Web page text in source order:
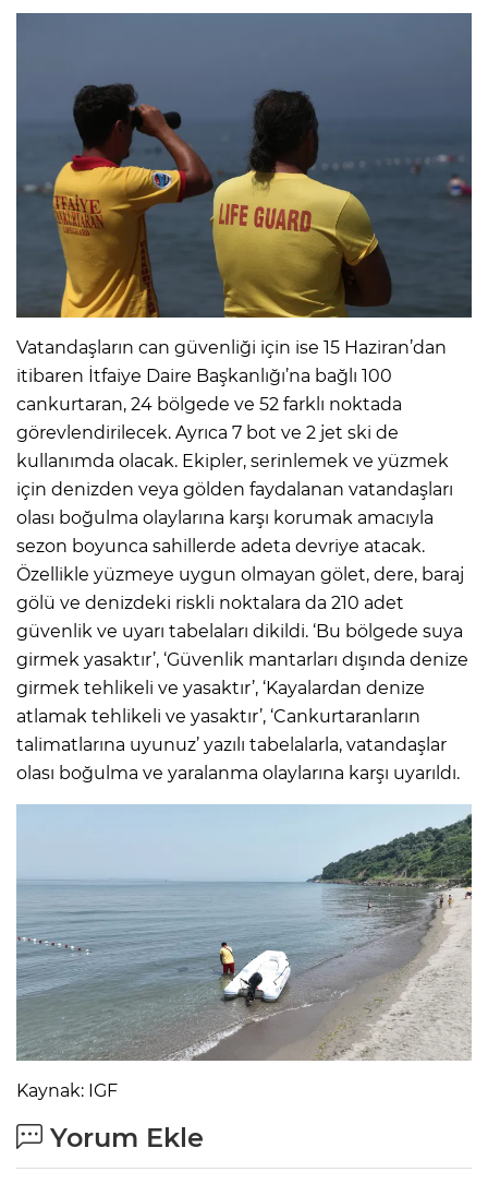
Vatandaşların can güvenliği için ise 15 Haziran’dan
itibaren İtfaiye Daire Başkanlığı’na bağlı 100
cankurtaran, 24 bölgede ve 52 farklı noktada
görevlendirilecek. Ayrıca 7 bot ve 2 jet ski de
kullanımda olacak. Ekipler, serinlemek ve yüzmek
için denizden veya gölden faydalanan vatandaşları
olası boğulma olaylarına karşı korumak amacıyla
sezon boyunca sahillerde adeta devriye atacak.
Özellikle yüzmeye uygun olmayan gölet, dere, baraj
gölü ve denizdeki riskli noktalara da 210 adet
güvenlik ve uyarı tabelaları dikildi. ‘Bu bölgede suya
girmek yasaktır’, ‘Güvenlik mantarları dışında denize
girmek tehlikeli ve yasaktır’, ‘Kayalardan denize
atlamak tehlikeli ve yasaktır’, ‘Cankurtaranların
talimatlarına uyunuz’ yazılı tabelalarla, vatandaşlar
olası boğulma ve yaralanma olaylarına karşı uyarıldı.
Kaynak: IGF
Yorum Ekle